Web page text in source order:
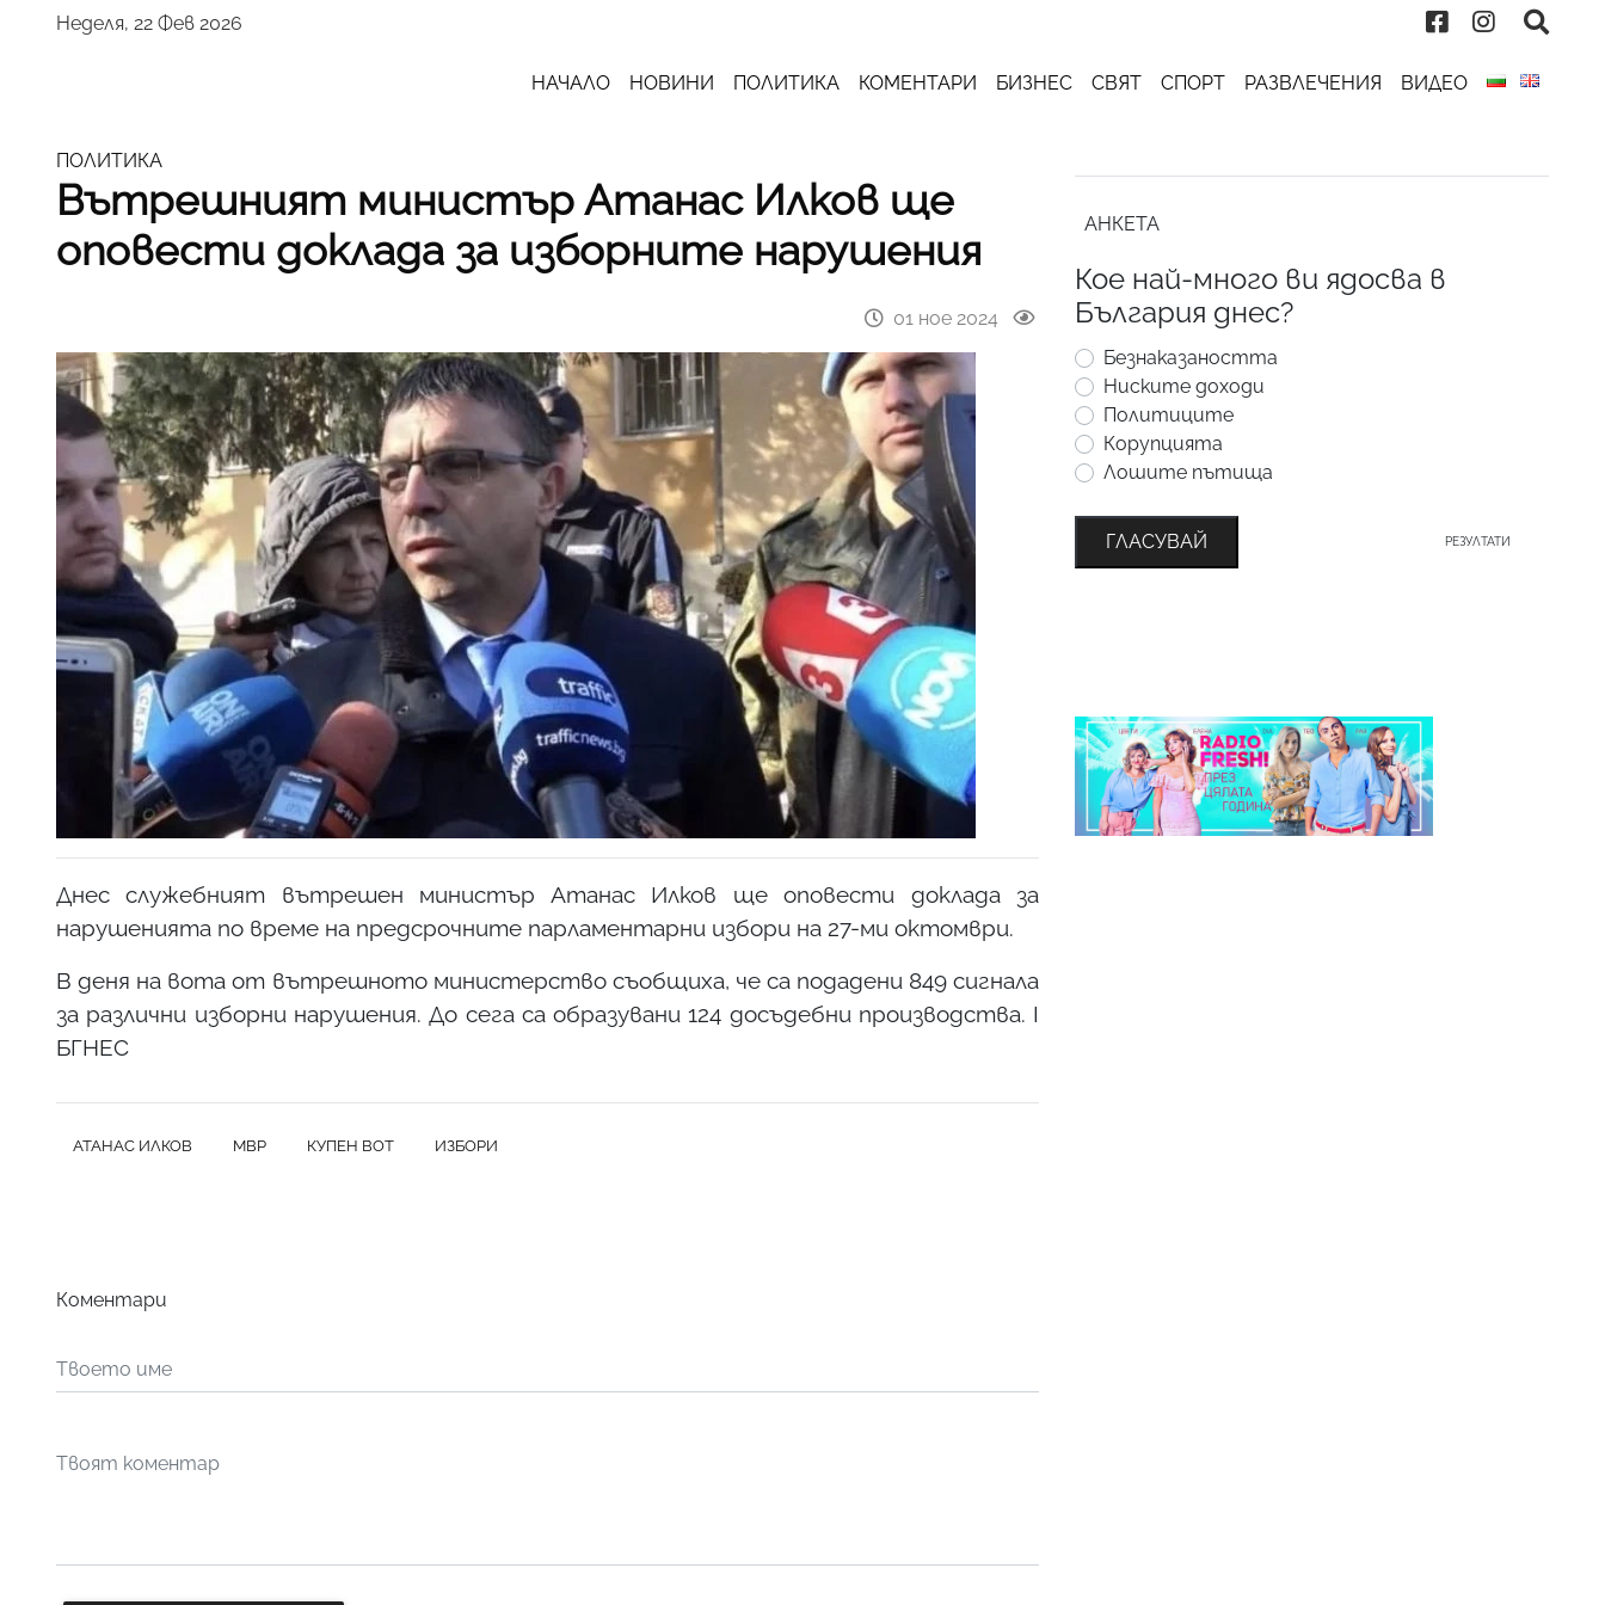
Неделя, 22 Фев 2026
НАЧАЛО НОВИНИ ПОЛИТИКА КОМЕНТАРИ БИЗНЕС СВЯТ СПОРТ РАЗВЛЕЧЕНИЯ ВИДЕО
ПОЛИТИКА
Вътрешният министър Атанас Илков ще
оповести доклада за изборните нарушения
01 ное 2024
Днес служебният вътрешен министър Атанас Илков ще оповести доклада за
нарушенията по време на предсрочните парламентарни избори на 27-ми октомври.
В деня на вота от вътрешното министерство съобщиха, че са подадени 849 сигнала
за различни изборни нарушения. До сега са образувани 124 досъдебни производства. I
БГНЕС
АТАНАС ИЛКОВ МВР КУПЕН ВОТ ИЗБОРИ
Коментари
АНКЕТА
Кое най-много ви ядосва в
България днес?
Безнаказаността
Ниските доходи
Политиците
Корупцията
Лошите пътища
ГЛАСУВАЙ РЕЗУЛТАТИ